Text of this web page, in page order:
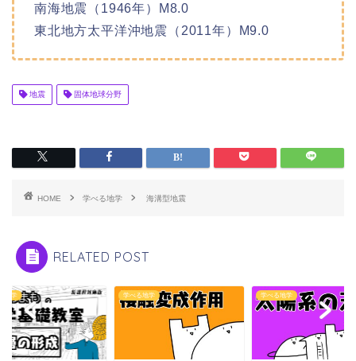
南海地震（1946年）M8.0
東北地方太平洋沖地震（2011年）M9.0
地震 固体地球分野
HOME 学べる地学 海溝型地震
RELATED POST
地学 学べる地学 学べる地学